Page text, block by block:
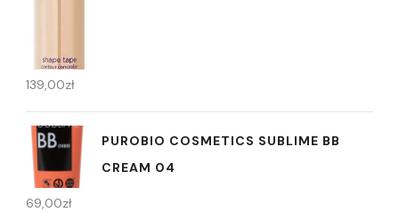
139,00zł
PUROBIO COSMETICS SUBLIME BB
CREAM 04
69,00zł